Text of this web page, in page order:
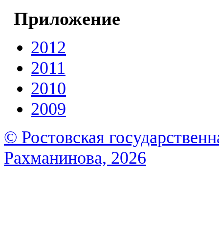
Приложение
2012
2011
2010
2009
© Ростовская
Рахманинова, 2026